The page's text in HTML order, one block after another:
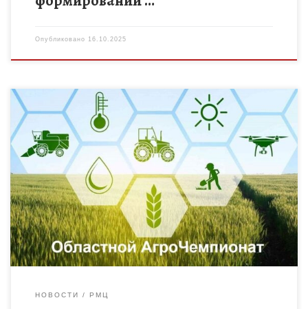
Опубликовано 16.10.2025
Финал областного АгроЧемпионата состоится на базе
Татановской средней общеобразовательной школы 24
октября 2025 года. Мероприятие направлено на развитие у
школьников интеллектуально-творческих способностей и
интереса в […]
НОВОСТИ РМЦ